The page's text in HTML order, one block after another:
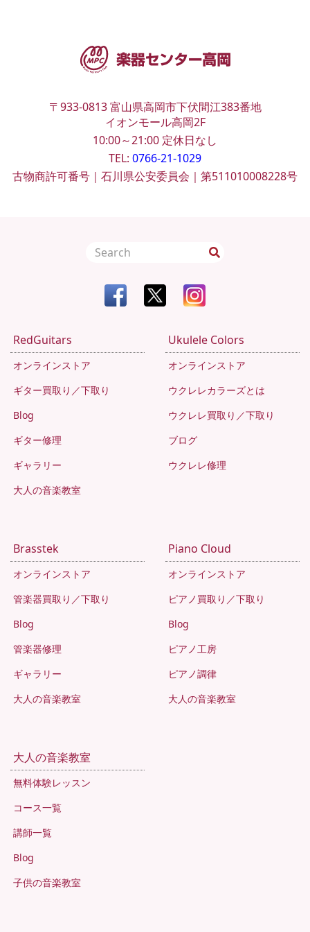
〒933-0813 富山県高岡市下伏間江383番地
イオンモール高岡2F
10:00～21:00 定休日なし
TEL: 0766-21-1029
古物商許可番号｜石川県公安委員会｜第511010008228号
RedGuitars
オンラインストア
ギター買取り／下取り
Blog
ギター修理
ギャラリー
大人の音楽教室
Ukulele Colors
オンラインストア
ウクレレカラーズとは
ウクレレ買取り／下取り
ブログ
ウクレレ修理
Brasstek
オンラインストア
管楽器買取り／下取り
Blog
管楽器修理
ギャラリー
大人の音楽教室
Piano Cloud
オンラインストア
ピアノ買取り／下取り
Blog
ピアノ工房
ピアノ調律
大人の音楽教室
大人の音楽教室
無料体験レッスン
コース一覧
講師一覧
Blog
子供の音楽教室